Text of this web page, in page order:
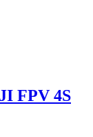
FPV 4S